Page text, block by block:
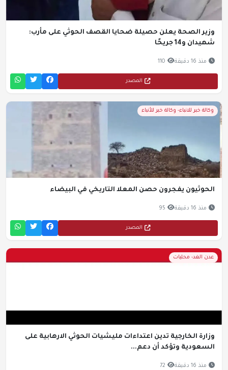
وزير الصحة يعلن حصيلة ضحايا القصف الحوثي على مأرب:
شهيدان و14 جريحًا
منذ 16 دقيقة 110
المصدر
وكالة خبر للانباء- وكالة خبر للأنباء
الحوثيون يفجرون حصن المعلا التاريخي في البيضاء
منذ 16 دقيقة 95
المصدر
عدن الغد- محليات
وزارة الخارجية تدين اعتداءات مليشيات الحوثي الارهابية على
السعودية وتؤكد أن دعم...
منذ 16 دقيقة 72